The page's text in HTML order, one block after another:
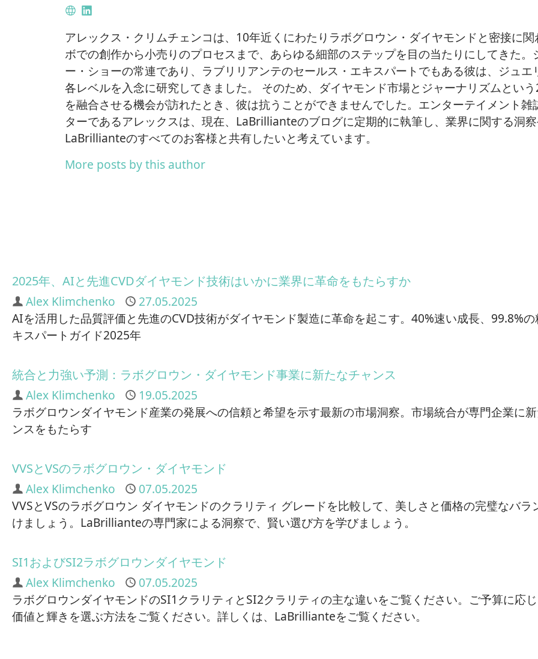
Website
LinkedIn
アレックス・クリムチェンコは、10年近くにわたりラボグロウン・ダイヤモンドと密接に
ボでの創作から小売りのプロセスまで、あらゆる細部のステップを目の当たりにしてきた。
ー・ショーの常連であり、ラブリリアンテのセールス・エキスパートでもある彼は、ジュエ
各レベルを入念に研究してきました。 そのため、ダイヤモンド市場とジャーナリズムとい
を融合させる機会が訪れたとき、彼は抗うことができませんでした。エンターテイメント雑
ターであるアレックスは、現在、LaBrillianteのブログに定期的に執筆し、業界に関する洞
LaBrillianteのすべてのお客様と共有したいと考えています。
More posts by this author
2025年、AIと先進CVDダイヤモンド技術はいかに業界に革命をもたらすか
Author
Alex Klimchenko Published
27.05.2025
AIを活用した品質評価と先進のCVD技術がダイヤモンド製造に革命を起こす。40%速い成長、99.8%
キスパートガイド2025年
統合と力強い予測：ラボグロウン・ダイヤモンド事業に新たなチャンス
Author
Alex Klimchenko Published
19.05.2025
ラボグロウンダイヤモンド産業の発展への信頼と希望を示す最新の市場洞察。市場統合が専門企業に
ンスをもたらす
VVSとVSのラボグロウン・ダイヤモンド
Author
Alex Klimchenko Published
07.05.2025
VVSとVSのラボグロウン ダイヤモンドのクラリティ グレードを比較して、美しさと価格の完璧なバラ
けましょう。LaBrillianteの専門家による洞察で、賢い選び方を学びましょう。
SI1およびSI2ラボグロウンダイヤモンド
Author
Alex Klimchenko Published
07.05.2025
ラボグロウンダイヤモンドのSI1クラリティとSI2クラリティの主な違いをご覧ください。ご予算に応
価値と輝きを選ぶ方法をご覧ください。詳しくは、LaBrillianteをご覧ください。